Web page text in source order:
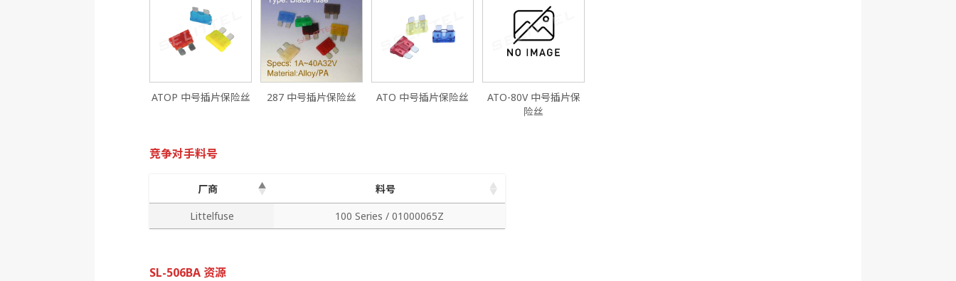
ATOP 中号插片保险丝 287 中号插片保险丝 ATO 中号插片保险丝
ATO-80V 中号插片保
险丝
竞争对手料号
厂商
料号
厂商
料号
Littelfuse 100 Series / 01000065Z
SL-506BA 资源